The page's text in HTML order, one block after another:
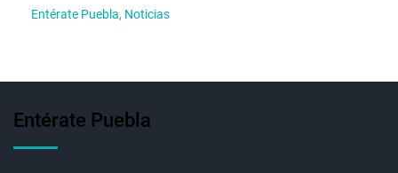
Entérate Puebla, Noticias
Entérate Puebla